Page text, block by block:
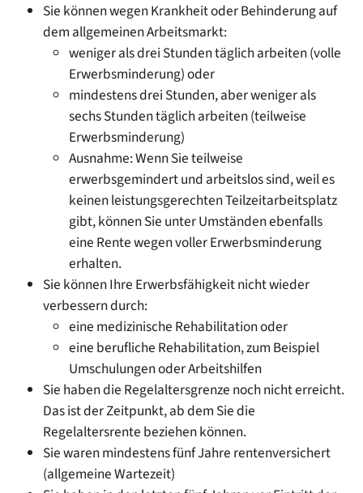
Sie können wegen Krankheit oder Behinderung auf
dem allgemeinen Arbeitsmarkt:
weniger als drei Stunden täglich arbeiten (volle
Erwerbsminderung) oder
mindestens drei Stunden, aber weniger als
sechs Stunden täglich arbeiten (teilweise
Erwerbsminderung)
Ausnahme: Wenn Sie teilweise
erwerbsgemindert und arbeitslos sind, weil es
keinen leistungsgerechten Teilzeitarbeitsplatz
gibt, können Sie unter Umständen ebenfalls
eine Rente wegen voller Erwerbsminderung
erhalten.
Sie können Ihre Erwerbsfähigkeit nicht wieder
verbessern durch:
eine medizinische Rehabilitation oder
eine berufliche Rehabilitation, zum Beispiel
Umschulungen oder Arbeitshilfen
Sie haben die Regelaltersgrenze noch nicht erreicht.
Das ist der Zeitpunkt, ab dem Sie die
Regelaltersrente beziehen können.
Sie waren mindestens fünf Jahre rentenversichert
(allgemeine Wartezeit)